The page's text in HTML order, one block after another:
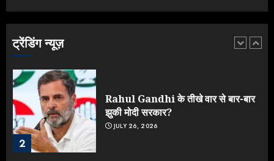
ट्रेंडिंग न्यूज़
1
उड़ाए करोड़ों, टूट गया मोदी का रिकॉर्ड !
2
Rahul Gandhi के तीखे वार से बार-बार
झुकी मोदी सरकार?
JULY 26, 2026